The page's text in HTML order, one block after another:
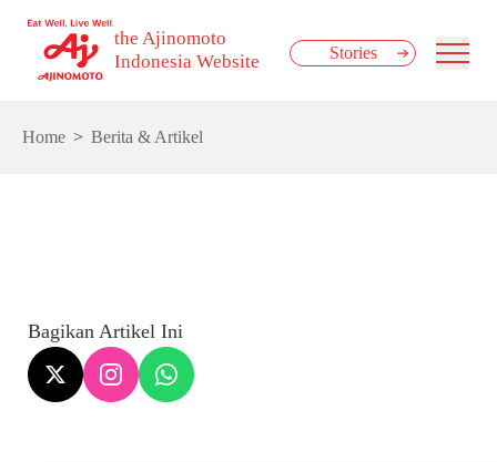
the Ajinomoto
Indonesia Website
Stories
Home Berita & Artikel
Bagikan Artikel Ini